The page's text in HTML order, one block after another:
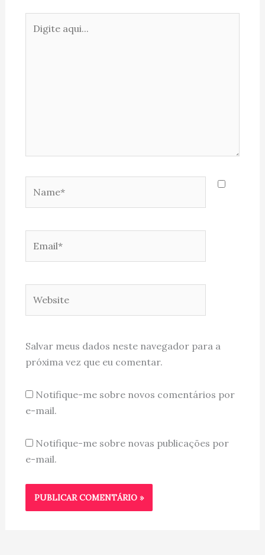
aqui...
Salvar meus dados neste navegador para a
próxima vez que eu comentar.
Notifique-me sobre novos comentários por
e-mail.
Notifique-me sobre novas publicações por
e-mail.